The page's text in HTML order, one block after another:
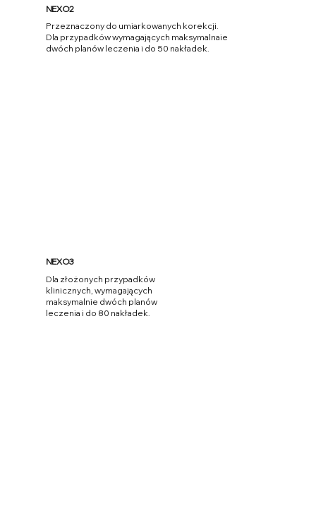
NEXO2
Przeznaczony do umiarkowanych korekcji.
Dla przypadków wymagających maksymalnaie
dwóch planów leczenia i do 50 nakładek.
NEXO3
Dla złożonych przypadków
klinicznych, wymagających
maksymalnie dwóch planów
leczenia i do 80 nakładek.